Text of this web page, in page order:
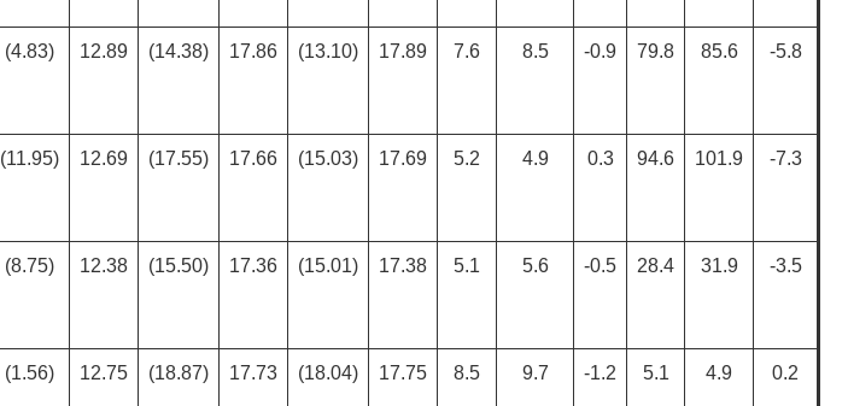
(4.83) 12.89 (14.38) 17.86 (13.10) 17.89 7.6 8.5 -0.9 79.8 85.6 -5.8
(11.95) 12.69 (17.55) 17.66 (15.03) 17.69 5.2 4.9 0.3 94.6 101.9 -7.3
(8.75) 12.38 (15.50) 17.36 (15.01) 17.38 5.1 5.6 -0.5 28.4 31.9 -3.5
(1.56) 12.75 (18.87) 17.73 (18.04) 17.75 8.5 9.7 -1.2 5.1 4.9 0.2